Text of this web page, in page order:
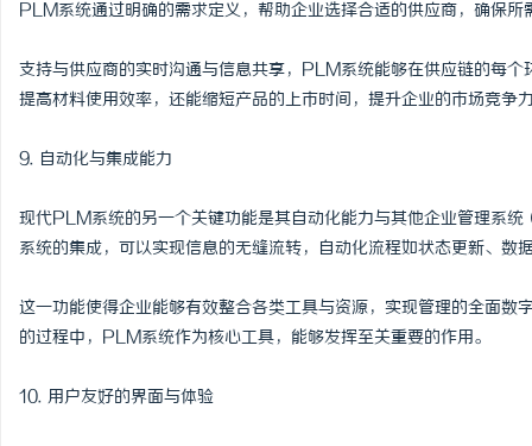
PLM系统通过明确的需求定义，帮助企业选择合适的供应商，确保
支持与供应商的实时沟通与信息共享，PLM系统能够在供应链的每
提高材料使用效率，还能缩短产品的上市时间，提升企业的市场竞争
9. 自动化与集成能力
现代PLM系统的另一个关键功能是其自动化能力与其他企业管理系
系统的集成，可以实现信息的无缝流转，自动化流程如状态更新、数
这一功能使得企业能够有效整合各类工具与资源，实现管理的全面
的过程中，PLM系统作为核心工具，能够发挥至关重要的作用。
10. 用户友好的界面与体验